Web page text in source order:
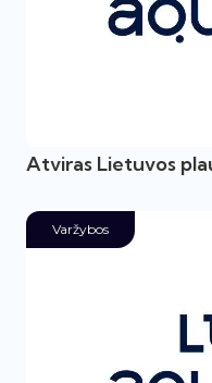
Atviras Lietuvos
Varžybos